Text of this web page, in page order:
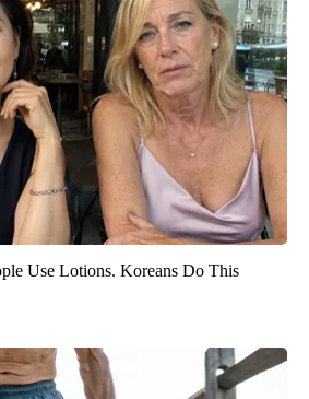
Use Lotions. Koreans Do This